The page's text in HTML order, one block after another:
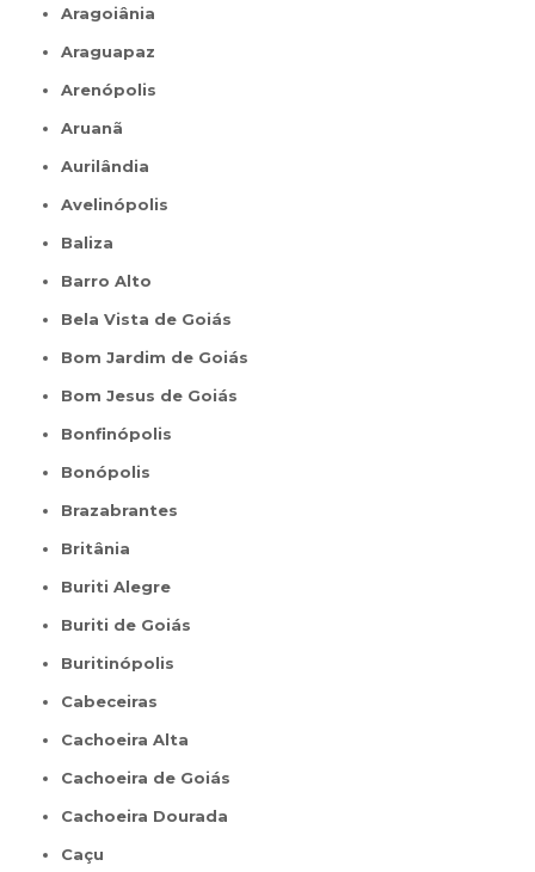
Aragoiânia
Araguapaz
Arenópolis
Aruanã
Aurilândia
Avelinópolis
Baliza
Barro Alto
Bela Vista de Goiás
Bom Jardim de Goiás
Bom Jesus de Goiás
Bonfinópolis
Bonópolis
Brazabrantes
Britânia
Buriti Alegre
Buriti de Goiás
Buritinópolis
Cabeceiras
Cachoeira Alta
Cachoeira de Goiás
Cachoeira Dourada
Caçu